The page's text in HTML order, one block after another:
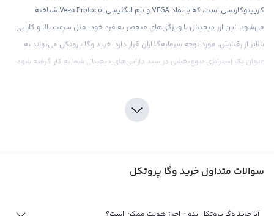
کریپتوکارنسی است، که با نماد VEGA و نام انگلیسی Vega Protocol شناخته
می‌شود. این ارز دیجیتال با ویژگی‌های منحصر به فرد خود، مثل سرعت بالا و کارایی
بالاتر از رقبایش، مورد توجه سرمایه‌گذاران قرار دارد. خرید وگا پروتکل می‌تواند به
عنوان یک استراتژی تنوع‌بخشی در سبد دارایی‌های دیجیتال شما به کار گرفته شود.
کنید. این صرافی با ارائه قیمت‌های رقابتی و کارمزد مناسب، تجربه خریدی ارام و
مطمئن را برای کاربران خود فراهم می‌کند. همچنین، صرافی رابکس با ارائه ابزارهای
نظر داشته باشید که برخی از مشکلات قانونی این ارز دیجیتال با نهادهای
سوالات متداول خرید وگا پروتکل